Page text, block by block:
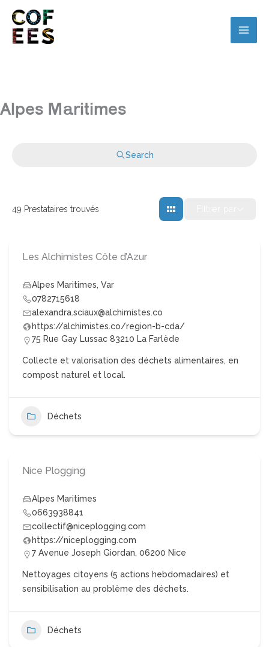
Alpes Maritimes
Search
49 Prestataires trouvés
Les Alchimistes Côte d’Azur
Alpes Maritimes, Var
0782715618
alexandra.sciaux@alchimistes.co
https://alchimistes.co/region-b-cda/
75 Rue Gay Lussac 83210 La Farlède
Collecte et valorisation des déchets alimentaires, en
compost naturel et local.
Déchets
Nice Plogging
Alpes Maritimes
0663938841
collectif@niceplogging.com
https://niceplogging.com
7 Avenue Joseph Giordan, 06200 Nice
Nettoyages citoyens (5 actions hebdomadaires) et
sensibilisation au problème des déchets.
Déchets